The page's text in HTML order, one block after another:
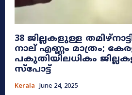
38 ജില്ലകളുള്ള
നാല് എണ്ണം മാത്രം;
പകുതിയിലധികം
സ്പോട്ട്
Kerala June 24, 2025